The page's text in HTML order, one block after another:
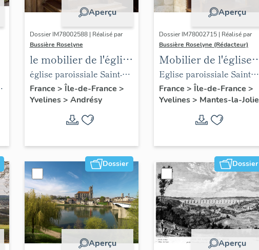
Aperçu
Dossier IM78002588 | Réalisé par
Bussière Roselyne
le mobilier de l'église
Saint-Germain-de-
Paris (liste
supplémentaire)
église paroissiale Saint-
Germain
France > Île-de-France >
Yvelines> Andrésy
Aperçu
Dossier IM78002715 | Réalisé par
Bussière Roselyne (Rédacteur)
Mobilier de l'église
Sainte-Anne de
Gassicourt
Eglise paroissiale Sainte-
Anne
France > Île-de-France >
Yvelines> Mantes-la-Jolie
Dossier
Aperçu
Dossier
Aperçu